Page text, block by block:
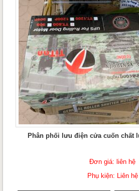
Phân phối lưu điện cửa cuốn chất
Đơn giá: liên hệ
Phụ kiện: Liên hệ